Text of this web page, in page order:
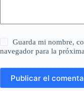
Guarda mi nombre,
navegador para la
Publicar el